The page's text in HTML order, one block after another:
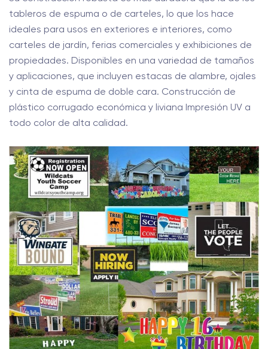
tableros de espuma o de carteles, lo que los hace
ideales para usos en exteriores e interiores, como
carteles de jardín, ferias comerciales y exhibiciones de
propiedades. Disponibles en una variedad de tamaños
y aplicaciones, que incluyen estacas de alambre, ojales
y cinta de espuma de doble cara. Construcción de
plástico corrugado económica y liviana Impresión UV a
todo color de alta calidad.